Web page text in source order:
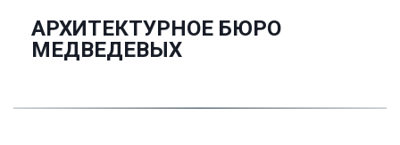
АРХИТЕКТУРНОЕ БЮРО
­МЕДВЕДЕВЫХ